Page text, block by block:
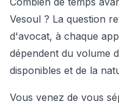
Vesoul ? La question
d'avocat, à chaque
dépendent du volume
disponibles et de la
Vous venez de vous